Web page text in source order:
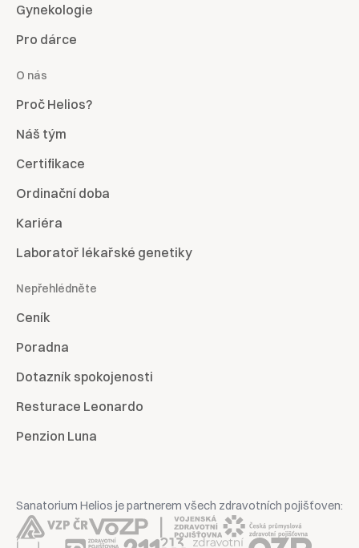
Gynekologie
Pro dárce
O nás
Proč Helios?
Náš tým
Certifikace
Ordinační doba
Kariéra
Laboratoř lékařské genetiky
Nepřehlédněte
Ceník
Poradna
Dotazník spokojenosti
Resturace Leonardo
Penzion Luna
Sanatorium Helios je partnerem všech zdravotních pojišťoven: